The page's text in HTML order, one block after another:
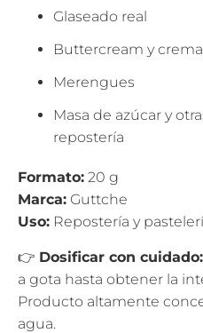
Glaseado real
Buttercream y
Merengues
Masa de azúcar y
repostería
Formato: 20 g
Marca: Guttche
Uso: Repostería y
👉 Dosificar con cuidado:
a gota hasta obtener la
Producto altamente
agua.